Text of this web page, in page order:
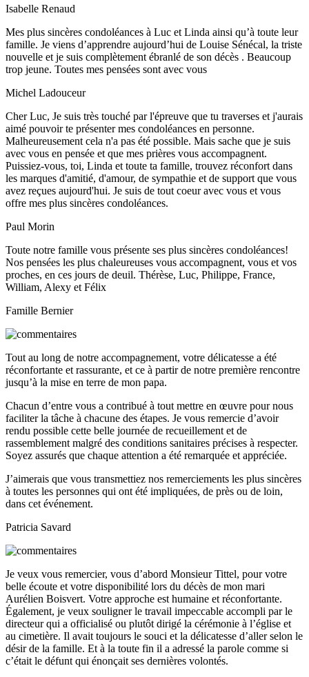
Isabelle Renaud
Mes plus sincères condoléances à Luc et Linda ainsi qu’à toute leur
famille. Je viens d’apprendre aujourd’hui de Louise Sénécal, la triste
nouvelle et je suis complètement ébranlé de son décès . Beaucoup
trop jeune. Toutes mes pensées sont avec vous
Michel Ladouceur
Cher Luc, Je suis très touché par l'épreuve que tu traverses et j'aurais
aimé pouvoir te présenter mes condoléances en personne.
Malheureusement cela n'a pas été possible. Mais sache que je suis
avec vous en pensée et que mes prières vous accompagnent.
Puissiez-vous, toi, Linda et toute ta famille, trouvez réconfort dans
les marques d'amitié, d'amour, de sympathie et de support que vous
avez reçues aujourd'hui. Je suis de tout coeur avec vous et vous
offre mes plus sincères condoléances.
Paul Morin
Toute notre famille vous présente ses plus sincères condoléances!
Nos pensées les plus chaleureuses vous accompagnent, vous et vos
proches, en ces jours de deuil. Thérèse, Luc, Philippe, France,
William, Alexy et Félix
Famille Bernier
Tout au long de notre accompagnement, votre délicatesse a été
réconfortante et rassurante, et ce à partir de notre première rencontre
jusqu’à la mise en terre de mon papa.
Chacun d’entre vous a contribué à tout mettre en œuvre pour nous
faciliter la tâche à chacune des étapes. Je vous remercie d’avoir
rendu possible cette belle journée de recueillement et de
rassemblement malgré des conditions sanitaires précises à respecter.
Soyez assurés que chaque attention a été remarquée et appréciée.
J’aimerais que vous transmettiez nos remerciements les plus sincères
à toutes les personnes qui ont été impliquées, de près ou de loin,
dans cet événement.
Patricia Savard
Je veux vous remercier, vous d’abord Monsieur Tittel, pour votre
belle écoute et votre disponibilité lors du décès de mon mari
Aurélien Boisvert. Votre approche est humaine et réconfortante.
Également, je veux souligner le travail impeccable accompli par le
directeur qui a officialisé ou plutôt dirigé la cérémonie à l’église et
au cimetière. Il avait toujours le souci et la délicatesse d’aller selon le
désir de la famille. Et à la toute fin il a adressé la parole comme si
c’était le défunt qui énonçait ses dernières volontés.